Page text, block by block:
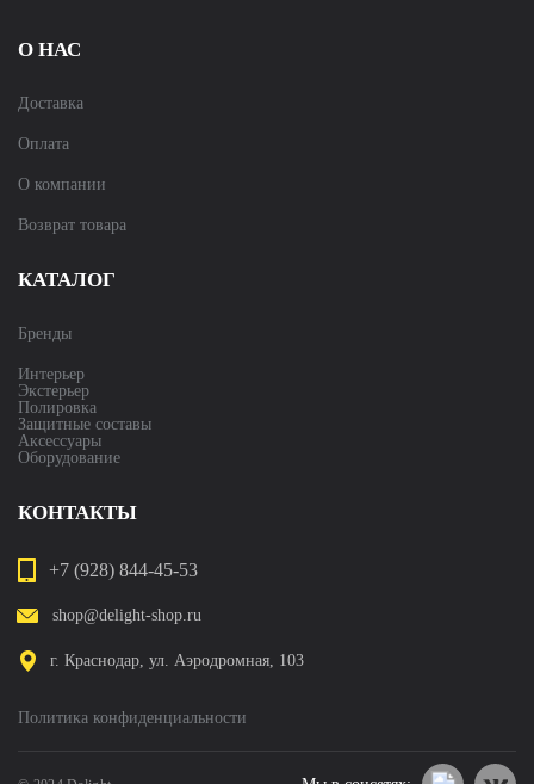
О НАС
Доставка
Оплата
О компании
Возврат товара
КАТАЛОГ
Бренды
Интерьер
Экстерьер
Полировка
Защитные составы
Аксессуары
Оборудование
КОНТАКТЫ
+7 (928) 844-45-53
shop@delight-shop.ru
г. Краснодар, ул. Аэродромная, 103
Политика конфиденциальности